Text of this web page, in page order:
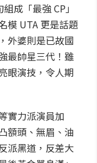
成「最強 CP」
模 UTA 更是話題
外婆則是已故國
最帥星三代！雖
眼演技，令人期
實力派演員加
額頭、無眉、油
派黑道，反差大